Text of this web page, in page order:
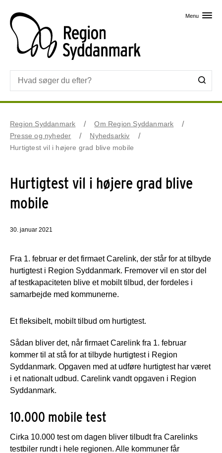
Menu
Region Syddanmark
Om Region Syddanmark
Presse og nyheder
Nyhedsarkiv
Hurtigtest vil i højere grad blive mobile
Hurtigtest vil i højere grad blive
mobile
30. januar 2021
Fra 1. februar er det firmaet Carelink, der står for at tilbyde
hurtigtest i Region Syddanmark. Fremover vil en stor del
af testkapaciteten blive et mobilt tilbud, der fordeles i
samarbejde med kommunerne.
Et fleksibelt, mobilt tilbud om hurtigtest.
Sådan bliver det, når firmaet Carelink fra 1. februar
kommer til at stå for at tilbyde hurtigtest i Region
Syddanmark. Opgaven med at udføre hurtigtest har været
i et nationalt udbud. Carelink vandt opgaven i Region
Syddanmark.
10.000 mobile test
Cirka 10.000 test om dagen bliver tilbudt fra Carelinks
testbiler rundt i hele regionen. Alle kommuner får